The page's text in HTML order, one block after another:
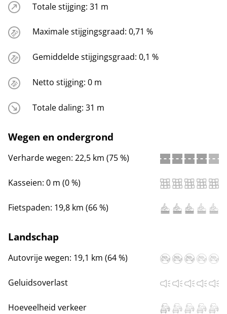
Totale stijging: 31 m
Maximale stijgingsgraad: 0,71 %
Gemiddelde stijgingsgraad: 0,1 %
Netto stijging: 0 m
Totale daling: 31 m
Wegen en ondergrond
Verharde wegen: 22,5 km (75 %)
Kasseien: 0 m (0 %)
Fietspaden: 19,8 km (66 %)
Landschap
Autovrije wegen: 19,1 km (64 %)
Geluidsoverlast
Hoeveelheid verkeer